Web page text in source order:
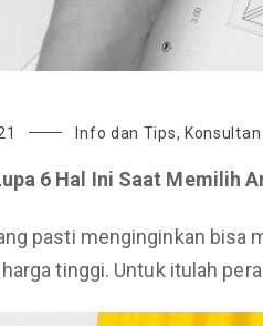
Info dan Tips,
6 Hal Ini Saat Memilih
pasti menginginkan bisa
tinggi. Untuk itulah